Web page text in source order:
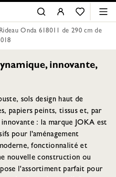
Rideau Onda 618011 de 290 cm de
innovante,
sols design haut de
papiers peints, tissus et, par
: la marque JOKA est
pour l'aménagement
fonctionnalité et
nouvelle construction ou
l'assortiment parfait pour